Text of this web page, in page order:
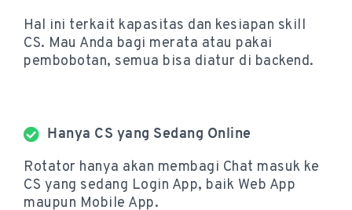
Hal ini terkait kapasitas dan kesiapan skill
CS. Mau Anda bagi merata atau pakai
pembobotan, semua bisa diatur di backend.
Hanya CS yang Sedang Online
Rotator hanya akan membagi Chat masuk ke
CS yang sedang Login App, baik Web App
maupun Mobile App.